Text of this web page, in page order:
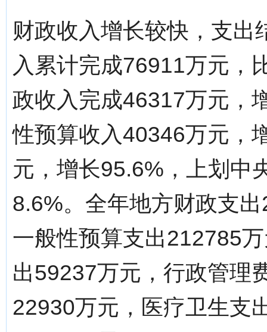
财政收入增长较快，支出
入累计完成76911万元，
政收入完成46317万元，
性预算收入40346万元，
元，增长95.6%，上划中
8.6%。全年地方财政支
一般性预算支出212785
出59237万元，行政管理
22930万元，医疗卫生支